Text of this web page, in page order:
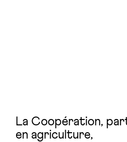
La Coopération,
en agriculture,